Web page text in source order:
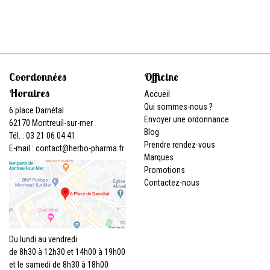
Coordonnées
Horaires
6 place Darnétal
62170 Montreuil-sur-mer
Tél. : 03 21 06 04 41
E-mail : contact@herbo-pharma.fr
Du lundi au vendredi
de 8h30 à 12h30 et 14h00 à 19h00
et le samedi de 8h30 à 18h00
Officine
Accueil
Qui sommes-nous ?
Envoyer une ordonnance
Blog
Prendre rendez-vous
Marques
Promotions
Contactez-nous